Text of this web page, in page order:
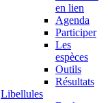
en lien
Agenda
Participer
Les
espèces
Outils
Résultats
Libellules